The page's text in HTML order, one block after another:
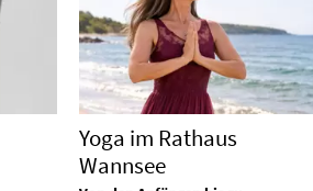
Yoga im Rathaus
Wannsee